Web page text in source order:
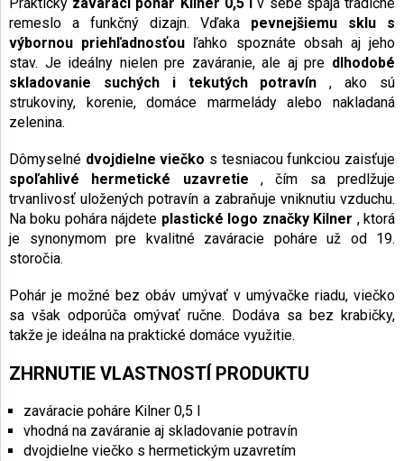
remeslo a funkčný dizajn. Vďaka pevnejšiemu sklu s
výbornou priehľadnosťou ľahko spoznáte obsah aj jeho
stav. Je ideálny nielen pre zaváranie, ale aj pre dlhodobé
skladovanie suchých i tekutých potravín , ako sú
strukoviny, korenie, domáce marmelády alebo nakladaná
zelenina.
Dômyselné dvojdielne viečko s tesniacou funkciou zaisťuje
spoľahlivé hermetické uzavretie , čím sa predlžuje
trvanlivosť uložených potravín a zabraňuje vniknutiu vzduchu.
Na boku pohára nájdete plastické logo značky Kilner , ktorá
je synonymom pre kvalitné zaváracie poháre už od 19.
storočia.
Pohár je možné bez obáv umývať v umývačke riadu, viečko
sa však odporúča omývať ručne. Dodáva sa bez krabičky,
takže je ideálna na praktické domáce využitie.
ZHRNUTIE VLASTNOSTÍ PRODUKTU
zaváracie poháre Kilner 0,5 l
vhodná na zaváranie aj skladovanie potravín
dvojdielne viečko s hermetickým uzavretím